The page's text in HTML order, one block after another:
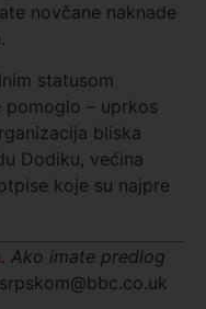
novčane naknade
statusom
pomoglo – uprkos
bliska
Dodiku, većina
koje su najpre
. Ako imate predlog